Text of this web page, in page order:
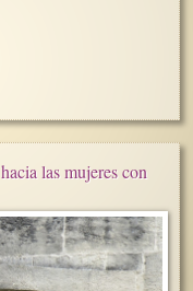
las mujeres con